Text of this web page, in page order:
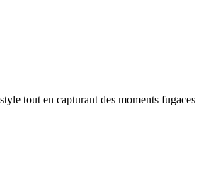
tout en capturant des moments fugaces